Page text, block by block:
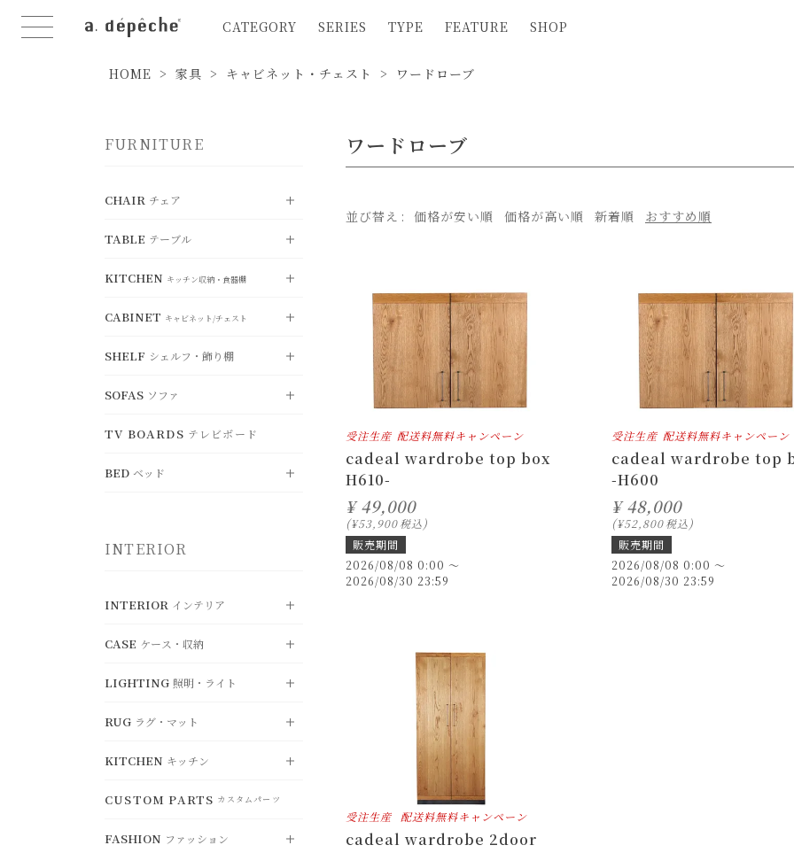
CATEGORY SERIES TYPE FEATURE SHOP
HOME 家具 キャビネット・チェスト ワードローブ
FURNITURE
CHAIR チェア
VIEW ALL すべて見る
DINING CHAIR ダイニングチェア
STOOL スツール
COUNTER CHAIR カウンターチェア
FOLDING CHAIR 折り畳みチェア
BENCH ベンチ
OFFICE CHAIR
CHAIR OTTOMAN
TABLE テーブル
VIEW ALL すべて見る
DINING TABLE ダイニングテーブル
LIVING TABLE リビングテーブル
SIDE TABLE
DESK デスク
FOLDING TABLE 折り畳みテーブル
KITCHEN キッチン収納・食器棚
VIEW ALL すべて見る
KITCHEN BOARD キッチンボード
COUNTER BOARD
カウンターボー
CABINET キャビネット/チェスト
VIEW ALL すべて見る
CABINET キャビネット
CHEST チェスト
WARDROBE
SHELF シェルフ・飾り棚
VIEW ALL
SHELF シェルフ
BOXSHELF
UMBRELLASTAND
SOFAS ソファ
VIEW ALL すべて見る
SINGLE SOFA
TRIPLE SOFA
TV BOARDS テレビボード
BED ベッド
SINGLE BED
INTERIOR
INTERIOR インテリア
VIEW ALL すべて見る
CUSHION クッション・カバー
MIRROR ミラー
OBJET ディスプレイ・オブジェ
CLOCK 時計
CHRISTMAS クリスマスグッズ
CASE ケース・収納
VIEW ALL すべて見る
STORAGE 収納ボックス
BASKET バスケット
DUST BOX ゴミ箱
STORAGE アクセサリー収納
LIGHTING 照明・ライト
VIEW ALL すべて見る
PENDANT LIGHT
ペンダントライ
RUG ラグ・マット
VIEW ALL すべて見る
RUG ラグ
MAT 玄関マット
KITCHEN キッチン
VIEW ALL すべて見る
TABLEWARE 食器
CUSTOM PARTS カスタムパーツ
FASHION ファッション
ワードローブ
並び替え 価格が安い順 価格が高い順 新着順 おすすめ順
受注生産 配送料無料キャンペーン
cadeal wardrobe top box
H610-
¥ 49,000
¥53,900税込
販売期間
2026/08/08 0:00 〜
2026/08/30 23:59
受注生産 配送料無料キャンペーン
cadeal wardrobe top
-H600
¥ 48,000
¥52,800税込
販売期間
2026/08/08 0:00 〜
2026/08/30 23:59
受注生産 配送料無料キャンペーン
cadeal wardrobe 2door